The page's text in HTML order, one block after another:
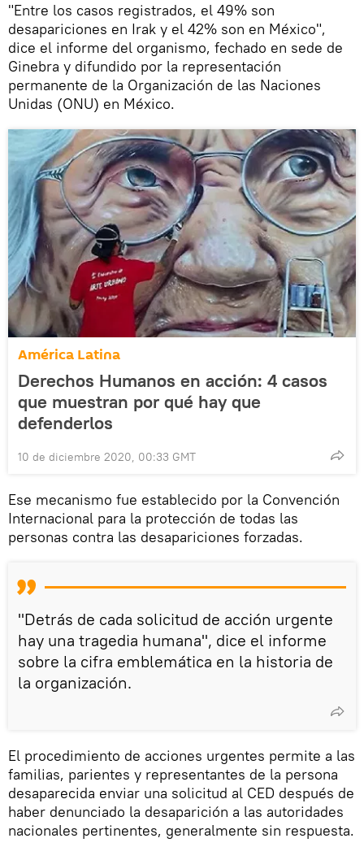
"Entre los casos registrados, el 49% son
desapariciones en Irak y el 42% son en México",
dice el informe del organismo, fechado en sede de
Ginebra y difundido por la representación
permanente de la Organización de las Naciones
Unidas (ONU) en México.
América Latina
Derechos Humanos en acción: 4 casos
que muestran por qué hay que
defenderlos
10 de diciembre 2020, 00:33 GMT
Ese mecanismo fue establecido por la Convención
Internacional para la protección de todas las
personas contra las desapariciones forzadas.
"Detrás de cada solicitud de acción urgente
hay una tragedia humana", dice el informe
sobre la cifra emblemática en la historia de
la organización.
El procedimiento de acciones urgentes permite a las
familias, parientes y representantes de la persona
desaparecida enviar una solicitud al CED después de
haber denunciado la desaparición a las autoridades
nacionales pertinentes, generalmente sin respuesta.